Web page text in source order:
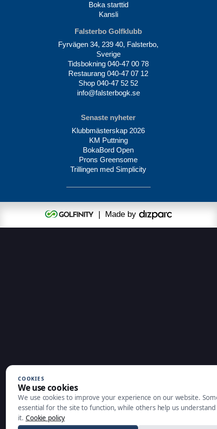
Boka starttid
Kansli
Falsterbo Golfklubb
Fyrvägen 34, 239 40, Falsterbo,
Sverige
Tidsbokning040-47 00 78
Restaurang040-47 07 12
Shop040-47 52 52
info@falsterbogk.se
Senaste nyheter
Klubbmästerskap 2026
KM Puttning
BokaBord Open
Prons Greensome
Trillingen med Simplicity
| Made by
COOKIES
We use cookies
We use cookies to improve your experience on our website.
essential for the site to function, while others help us
it. Cookie policy